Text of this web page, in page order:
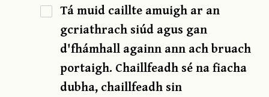
Tá muid caillte amuigh ar an
gcriathrach siúd agus gan
d'fhámhall againn ann ach bruach
portaigh. Chaillfeadh sé na fiacha
dubha, chaillfeadh sin